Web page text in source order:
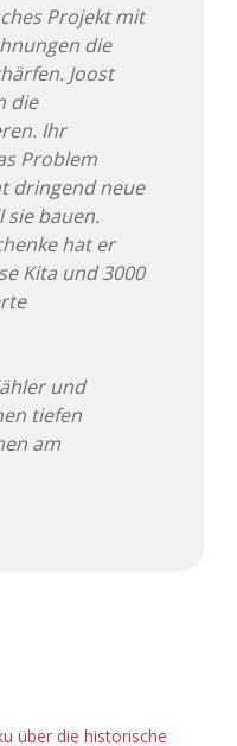
Projekt mit
die
Joost
die
Ihr
Problem
dringend neue
sie bauen.
hat er
Kita und 3000
und
tiefen
am
über die historische